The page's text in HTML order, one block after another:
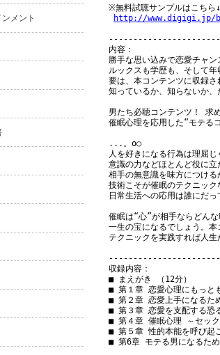
メント
※無料試聴サンプルはこちら↓
http://www.digigi.jp/bin/
内容：
勝手な思い込みで恋愛チャン
ルックスも学歴も、そして年
要は、本コンテンツに収録さ
知っているか、知らないか、
男たち必聴コンテンツ！ 求
催眠心理を応用した“モテる
...。o○
人を好きになる行為は理屈
意識の力などほとんど役に立
相手の無意識を味方につけ
技術こそが催眠のテクニック
日常生活への応用は誰にだ
催眠は“心”が相手ならどん
一生の宝になるでしょう。本
テクニックを実践すれば人生
収録内容：
■ まえがき （12分）
■ 第１章 恋愛心理にもっと
■ 第２章 恋愛上手になるた
■ 第３章 恋愛を支配する恐
■ 第４章 催眠心理 ～セック
■ 第５章 性的本能を呼び起
■ 第6章 モテる男になるため